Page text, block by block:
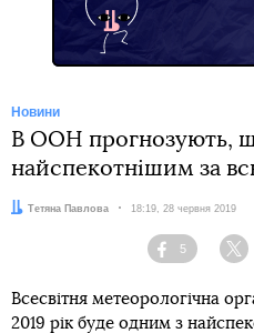
Новини
В ООН прогнозують,
найспекотнішим за
Автор:
Тетяна Павлова Дата:
18:19, 28 червня 2019
Facebook
5
Всесвітня метеорологічна
2019 рік буде одним з